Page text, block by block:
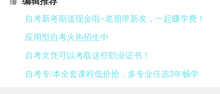
自考新考期送现金啦~老朋带新友，一起赚学费！
应用型自考火热招生中
自考文凭可以考取这些职业证书！
自考专/本全套课程低价抢，多专业任选3年畅学